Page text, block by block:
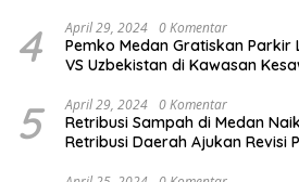
4 April 29, 2024 0 Komentar
Pemko Medan Gratiskan Parkir
VS Uzbekistan di Kawasan
5 April 29, 2024 0 Komentar
Retribusi Sampah di Medan
Retribusi Daerah Ajukan Revisi